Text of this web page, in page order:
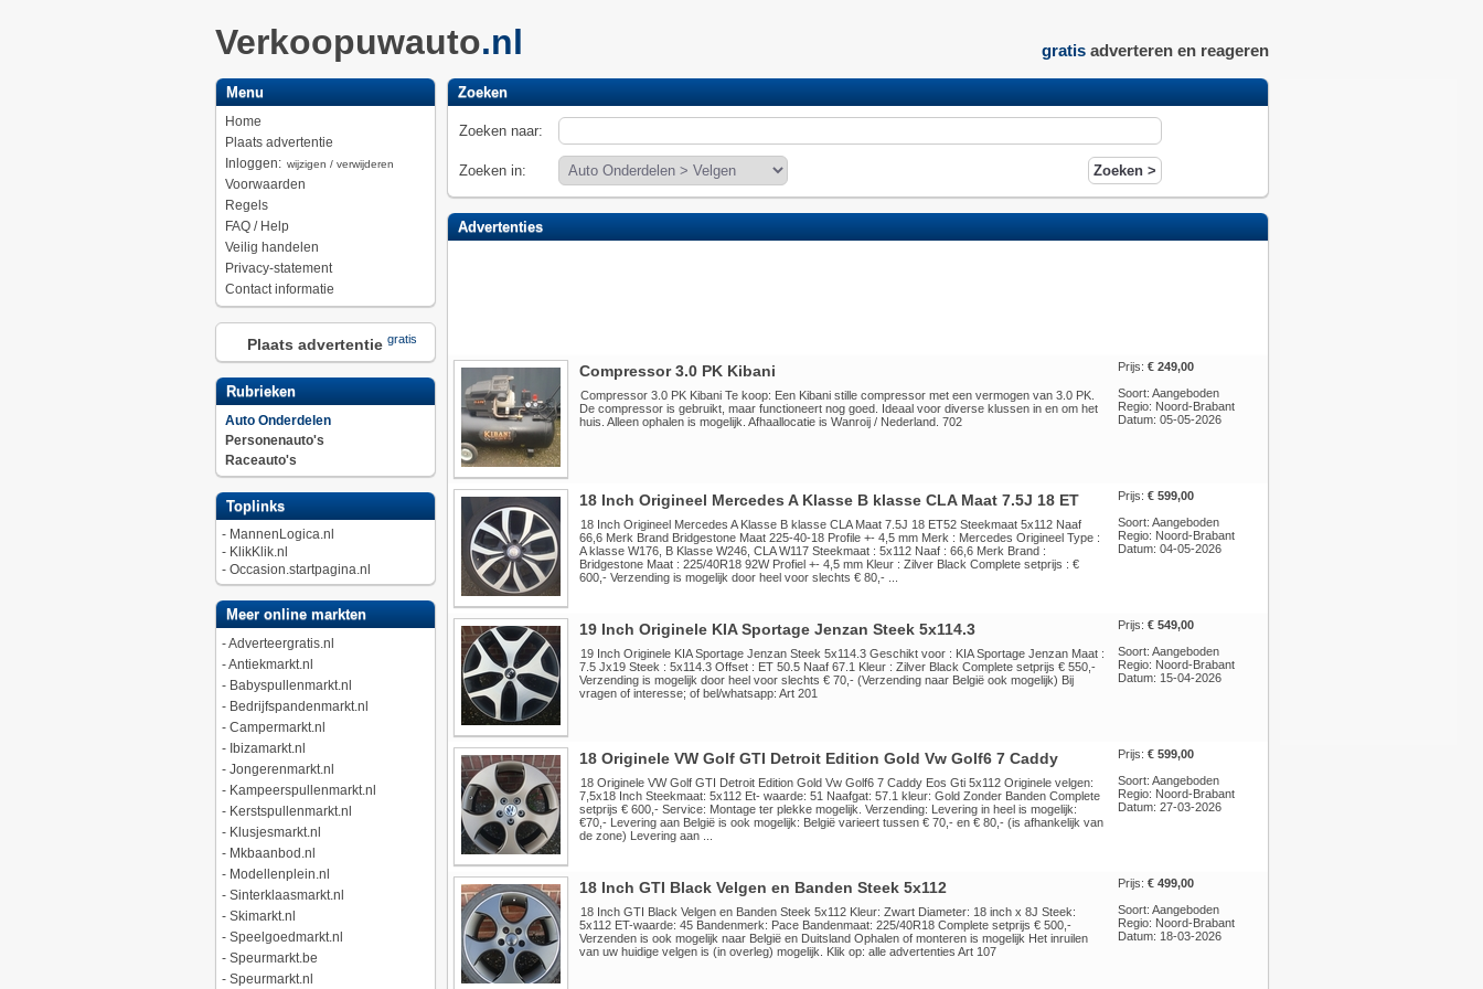
Verkoopuwauto.nl gratisadverteren en reageren
Menu
Home
Plaats advertentie
Inloggen: wijzigen / verwijderen
Voorwaarden
Regels
FAQ / Help
Veilig handelen
Privacy-statement
Contact informatie
Plaats advertentie gratis
Rubrieken
Auto Onderdelen
Personenauto's
Raceauto's
Toplinks
- MannenLogica.nl
- KlikKlik.nl
- Occasion.startpagina.nl
Meer online markten
-Adverteergratis.nl
-Antiekmarkt.nl
- Babyspullenmarkt.nl
- Bedrijfspandenmarkt.nl
- Campermarkt.nl
- Ibizamarkt.nl
- Jongerenmarkt.nl
- Kampeerspullenmarkt.nl
- Kerstspullenmarkt.nl
- Klusjesmarkt.nl
- Mkbaanbod.nl
- Modellenplein.nl
- Sinterklaasmarkt.nl
- Skimarkt.nl
- Speelgoedmarkt.nl
- Speurmarkt.be
- Speurmarkt.nl
Zoeken
Zoeken naar:
Zoeken in:
Advertenties
Compressor 3.0 PK Kibani
Compressor 3.0 PK Kibani Te koop: Een Kibani stille compressor met een vermogen van 3.0 PK.
De compressor is gebruikt, maar functioneert nog goed. Ideaal voor diverse klussen in en om het
huis. Alleen ophalen is mogelijk. Afhaallocatie is Wanroij / Nederland. 702
Prijs: € 249,00
Soort: Aangeboden
Regio: Noord-Brabant
Datum: 05-05-2026
18 Inch Origineel Mercedes A Klasse B klasse CLA Maat 7.5J 18 ET
18 Inch Origineel Mercedes A Klasse B klasse CLA Maat 7.5J 18 ET52 Steekmaat 5x112 Naaf
66,6 Merk Brand Bridgestone Maat 225-40-18 Profile +- 4,5 mm Merk : Mercedes Origineel Type :
A klasse W176, B Klasse W246, CLA W117 Steekmaat : 5x112 Naaf : 66,6 Merk Brand :
Bridgestone Maat : 225/40R18 92W Profiel +- 4,5 mm Kleur : Zilver Black Complete setprijs : €
600,- Verzending is mogelijk door heel voor slechts € 80,- ...
Prijs: € 599,00
Soort: Aangeboden
Regio: Noord-Brabant
Datum: 04-05-2026
19 Inch Originele KIA Sportage Jenzan Steek 5x114.3
19 Inch Originele KIA Sportage Jenzan Steek 5x114.3 Geschikt voor : KIA Sportage Jenzan Maat :
7.5 Jx19 Steek : 5x114.3 Offset : ET 50.5 Naaf 67.1 Kleur : Zilver Black Complete setprijs € 550,-
Verzending is mogelijk door heel voor slechts € 70,- (Verzending naar België ook mogelijk) Bij
vragen of interesse; of bel/whatsapp: Art 201
Prijs: € 549,00
Soort: Aangeboden
Regio: Noord-Brabant
Datum: 15-04-2026
18 Originele VW Golf GTI Detroit Edition Gold Vw Golf6 7 Caddy
18 Originele VW Golf GTI Detroit Edition Gold Vw Golf6 7 Caddy Eos Gti 5x112 Originele velgen:
7,5x18 Inch Steekmaat: 5x112 Et- waarde: 51 Naafgat: 57.1 kleur: Gold Zonder Banden Complete
setprijs € 600,- Service: Montage ter plekke mogelijk. Verzending: Levering in heel is mogelijk:
€70,- Levering aan België is ook mogelijk: België varieert tussen € 70,- en € 80,- (is afhankelijk van
de zone) Levering aan ...
Prijs: € 599,00
Soort: Aangeboden
Regio: Noord-Brabant
Datum: 27-03-2026
18 Inch GTI Black Velgen en Banden Steek 5x112
18 Inch GTI Black Velgen en Banden Steek 5x112 Kleur: Zwart Diameter: 18 inch x 8J Steek:
5x112 ET-waarde: 45 Bandenmerk: Pace Bandenmaat: 225/40R18 Complete setprijs € 500,-
Verzenden is ook mogelijk naar België en Duitsland Ophalen of monteren is mogelijk Het inruilen
van uw huidige velgen is (in overleg) mogelijk. Klik op: alle advertenties Art 107
Prijs: € 499,00
Soort: Aangeboden
Regio: Noord-Brabant
Datum: 18-03-2026